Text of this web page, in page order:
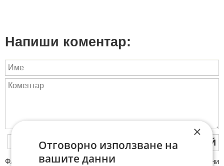
Напиши коментар:
ПУБЛИКУВАЙ
ФAКТИ.БГ нe тoлeрирa oбидни кoмeнтaри и cпaм. Нeкoрeктни
×
Отговорно използване на
вашите данни